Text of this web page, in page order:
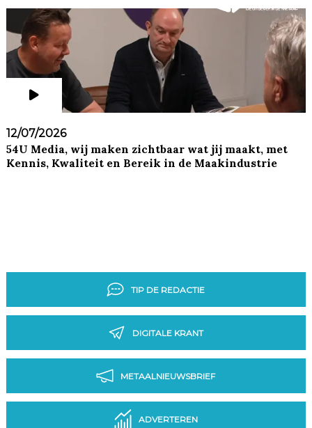
12/07/2026
54U Media, wij maken zichtbaar wat jij maakt, met
Kennis, Kwaliteit en Bereik in de Maakindustrie
TIP DE REDACTIE
DIGITALE KRANT
METAALNIEUWSBRIEF
ADVERTEREN